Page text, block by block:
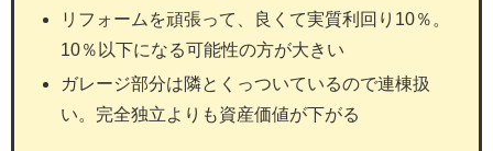
リフォームを頑張って、良くて実質利回り10％。
10％以下になる可能性の方が大きい
ガレージ部分は隣とくっついているので連棟扱
い。完全独立よりも資産価値が下がる